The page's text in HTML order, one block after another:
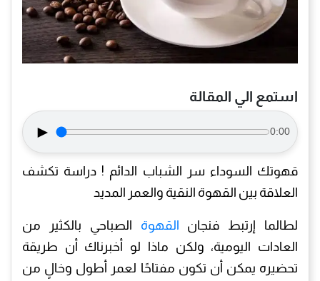
استمع الي المقالة
► 0:00
قهوتك السوداء سر الشباب الدائم ! دراسة تكشف
العلاقة بين القهوة النقية والعمر المديد
لطالما إرتبط فنجان القهوة الصباحي بالكثير من
العادات اليومية، ولكن ماذا لو أخبرناك أن طريقة
تحضيره يمكن أن تكون مفتاحًا لعمر أطول وخالٍ من